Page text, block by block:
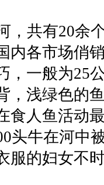
共有20余
内各市场俏
，一般为25
，浅绿色的
食人鱼活动
头牛在河中
服的妇女不